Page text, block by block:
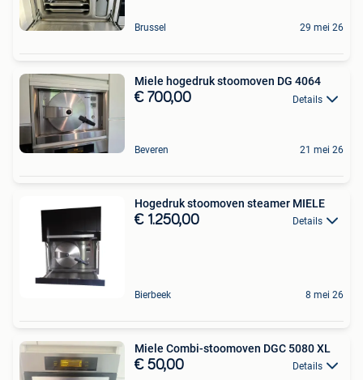
Brussel 29 mei 26
Miele hogedruk stoomoven DG 4064
€ 700,00 Details
Beveren 21 mei 26
Hogedruk stoomoven steamer MIELE
€ 1.250,00 Details
Bierbeek 8 mei 26
Miele Combi-stoomoven DGC 5080 XL
€ 50,00 Details